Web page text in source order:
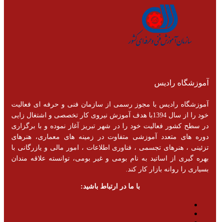
آموزشگاه رادیس
آموزشگاه رادیس با مجوز رسمی از سازمان فنی و حرفه ای فعالیت
خود را از سال 1394با هدف آموزش نیروی کار تخصصی و اشتغال زایی
در سطح کشور فعالیت خود را در شهر تبریز آغاز نموده و با برگزاری
دوره های متعدد آموزشی متفاوت در زمینه های معماری، هنرهای
تزئینی ، هنرهای تجسمی ، فناوری اطلاعات ، امور مالی و یازرگانی با
بهره گیری از اساتید به نام بومی و غیر بومی، توانسته علاقه مندان
بسیاری را روانه بازار کار کند.
با ما در ارتباط باشید: